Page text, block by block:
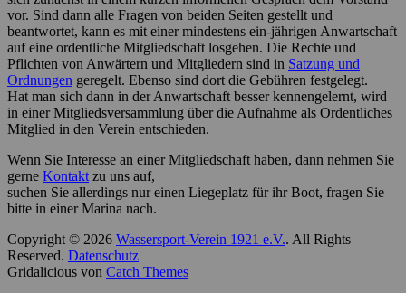
vor. Sind dann alle Fragen von beiden Seiten gestellt und
beantwortet, kann es mit einer mindestens ein-jährigen Anwartschaft
auf eine ordentliche Mitgliedschaft losgehen. Die Rechte und
Pflichten von Anwärtern und Mitgliedern sind in Satzung und
Ordnungen geregelt. Ebenso sind dort die Gebühren festgelegt.
Hat man sich dann in der Anwartschaft besser kennengelernt, wird
in einer Mitgliedsversammlung über die Aufnahme als Ordentliches
Mitglied in den Verein entschieden.
Wenn Sie Interesse an einer Mitgliedschaft haben, dann nehmen Sie
gerne Kontakt zu uns auf,
suchen Sie allerdings nur einen Liegeplatz für ihr Boot, fragen Sie
bitte in einer Marina nach.
Copyright © 2026 Wassersport-Verein 1921 e.V.. All Rights
Reserved. Datenschutz
Gridalicious von Catch Themes